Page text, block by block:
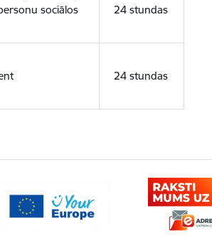
sociālos
24 stundas
24 stundas